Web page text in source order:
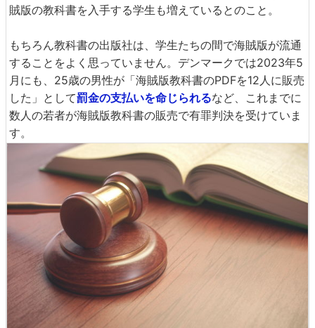
賊版の教科書を入手する学生も増えているとのこと。
もちろん教科書の出版社は、学生たちの間で海賊版が流通
することをよく思っていません。デンマークでは2023年5
月にも、25歳の男性が「海賊版教科書のPDFを12人に販売
した」として罰金の支払いを命じられるなど、これまでに
数人の若者が海賊版教科書の販売で有罪判決を受けていま
す。